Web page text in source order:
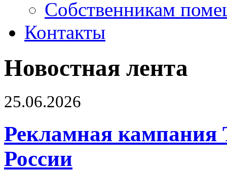
Собственникам
Контакты
Новостная лента
25.06.2026
Рекламная кампания
России